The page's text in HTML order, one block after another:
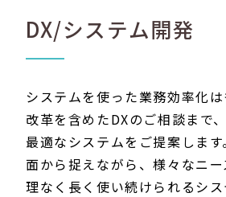
DX/システム開発
システムを使った業務効率化
改革を含めたDXのご相談まで
最適なシステムをご提案しま
面から捉えながら、様々なニ
理なく長く使い続けられるシ